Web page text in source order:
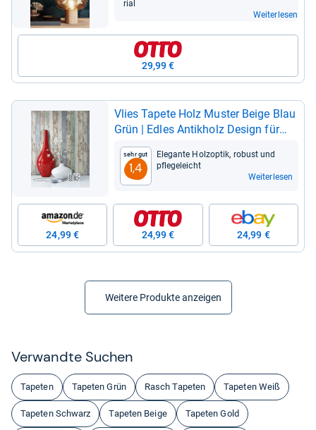
rial
Weiterlesen
29,99 €
Vlies Tapete Holz Mus­ter Beige Blau
Grün | Edles Antik­holz Design für
jeden Raum
Sehr gut
1,4
Ele­gante Hol­z­op­tik, robust und
pfle­ge­leicht
Weiterlesen
24,99 € 24,99 € 24,99 €
Weitere Produkte anzeigen
Ver­wandte Suchen
Tapeten Tapeten Grün Rasch Tapeten Tapeten Weiß
Tapeten Schwarz Tapeten Beige Tapeten Gold